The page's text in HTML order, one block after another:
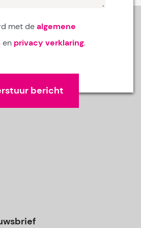
met dealgemene
en privacy verklaring.